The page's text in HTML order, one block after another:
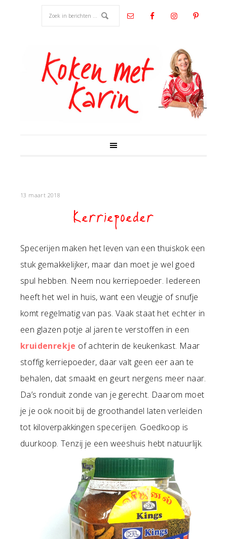
13 maart 2018
Kerriepoeder
Specerijen maken het leven van een thuiskok een
stuk gemakkelijker, maar dan moet je wel goed
spul hebben. Neem nou kerriepoeder. Iedereen
heeft het wel in huis, want een vleugje of snufje
komt regelmatig van pas. Vaak staat het echter in
een glazen potje al jaren te verstoffen in een
kruidenrekje of achterin de keukenkast. Maar
stoffig kerriepoeder, daar valt geen eer aan te
behalen, dat smaakt en geurt nergens meer naar.
Da’s ronduit zonde van je gerecht. Daarom moet
je je ook nooit bij de groothandel laten verleiden
tot kiloverpakkingen specerijen. Goedkoop is
duurkoop. Tenzij je een weeshuis hebt natuurlijk.